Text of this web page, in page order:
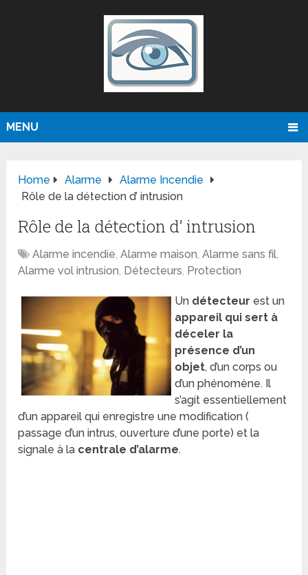
MENU
Home Alarme
Alarme Incendie
Rôle de la détection d’ intrusion
Rôle de la détection d’ intrusion
Alarme incendie,Alarme maison,Alarme sans fil,
Alarme vol intrusion, Détecteurs, Protection
Un détecteur est un
appareil qui sert à
déceler la
présence d’un
objet, d’un corps ou
d’un phénomène. Il
s’agit essentiellement
d’un appareil qui enregistre une modification (
passage d’un intrus, ouverture d’une porte) et la
signale à la centrale d’alarme.